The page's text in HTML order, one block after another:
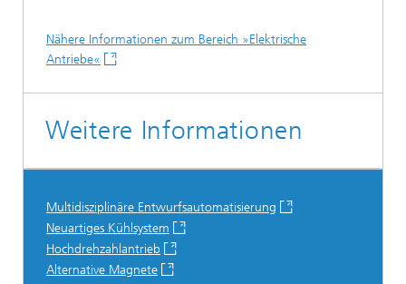
Nähere Informationen zum Bereich »Elektrische
Antriebe«
Weitere Informationen
Multidisziplinäre Entwurfsautomatisierung
Neuartiges Kühlsystem
Hochdrehzahlantrieb
Alternative Magnete